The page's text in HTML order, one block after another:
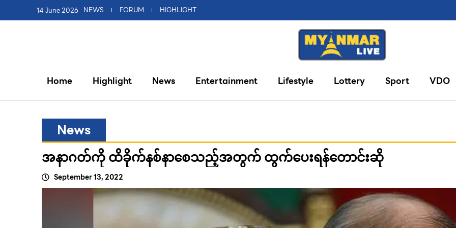
14 June 2026 NEWS FORUM HIGHLIGHT
Home Highlight News Entertainment Lifestyle Lottery Sport VDO
News
အနာဂတ်ကို ထိခိုက်နစ်နာစေသည့်အတွက် ထွက်ပေးရန်တောင်းဆို
September 13, 2022